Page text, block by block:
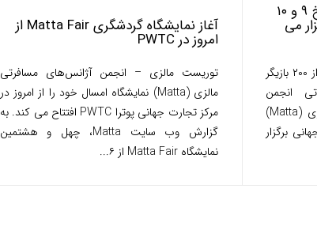
نمایشگاه گردشگری ماتا در تاریخ ۹ و ۱۰
می
توریست مالزی – انتظار می‌رود بیش از ۲۰۰ بازیگر
انجمن
آژانس‌های گردشگری و مسافرتی مالزی (Matta)
جهانی برگزار
آغاز نمایشگاه گردشگری Matta Fair از
امروز در PWTC
توریست مالزی – انجمن آژانس‌های مسافرتی
مالزی (Matta) نمایشگاه امسال خود را از امروز در
مرکز تجارت جهانی پوترا PWTC افتتاح می کند. به
گزارش وب سایت Matta، چهل و هشتمین
نمایشگاه Matta Fair از ۶...